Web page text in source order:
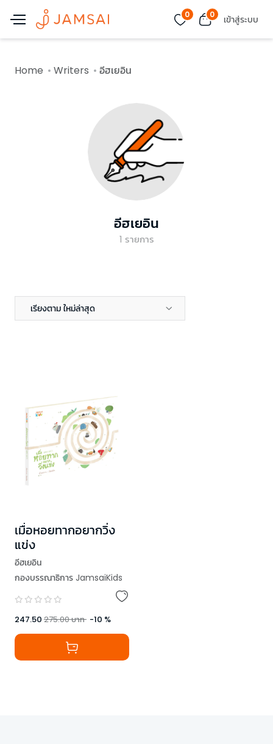
0 0 เข้าสู่ระบบ
Home Writers อีฮเยอิน
อีฮเยอิน
1 รายการ
เรียงตาม ใหม่ล่าสุด
เมื่อหอยทากอยากวิ่ง
แข่ง
อีฮเยอิน
กองบรรณาธิการ JamsaiKids
247.50 275.00บาท -10 %